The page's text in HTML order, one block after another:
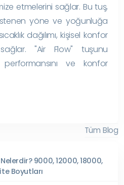
etmelerini sağlar. Bu tuş,
yöne ve yoğunluğa
dağılımı, kişisel konfor
"Air Flow" tuşunu
performansını ve konfor
Tüm Blog
9000, 12000, 18000,
Boyutları